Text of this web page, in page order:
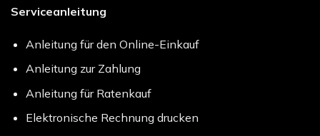
Serviceanleitung
Anleitung für den Online-Einkauf
Anleitung zur Zahlung
Anleitung für Ratenkauf
Elektronische Rechnung drucken